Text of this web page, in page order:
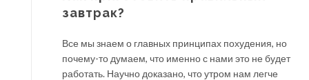
завтрак?
Все мы знаем о главных принципах похудения, но
почему-то думаем, что именно с нами это не будет
работать. Научно доказано, что утром нам легче